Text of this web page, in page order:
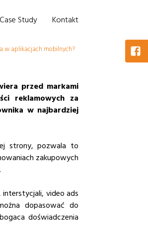
Case Study Kontakt
w aplikacjach mobilnych?
przed markami
reklamowych za
w najbardziej
strony, pozwala to
zakupowych
video ads
dopasować do
doświadczenia